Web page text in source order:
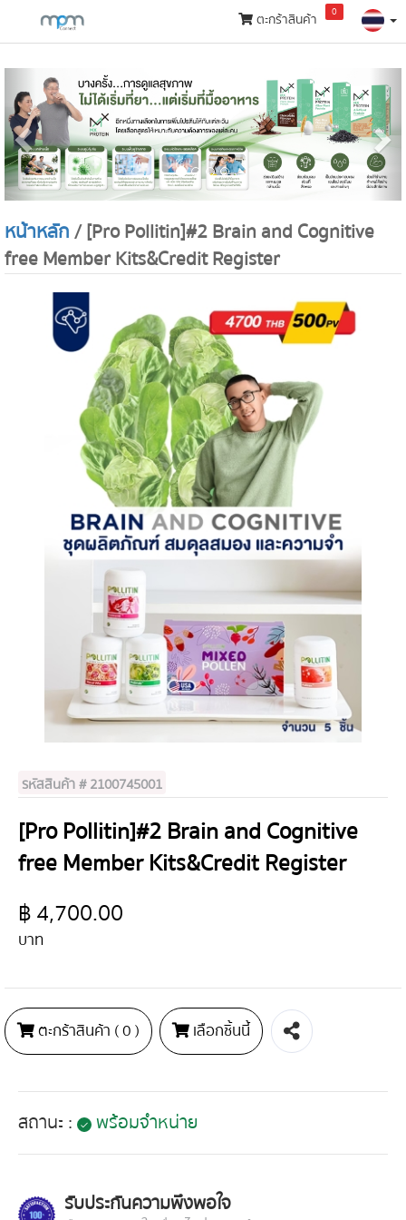
กลุ่ม
สินค้า
ตะกร้าสินค้า 0
Previous
หน้าหลัก/ [Pro Pollitin]#2 Brain and Cognitive
free Member Kits&Credit Register
รหัสสินค้า # 2100745001
[Pro Pollitin]#2 Brain and Cognitive
free Member Kits&Credit Register
฿ 4,700.00
บาท
ตะกร้าสินค้า (0) เลือกชิ้นนี้
สถานะ : พร้อมจำหน่าย
รับประกันความพึงพอใจ